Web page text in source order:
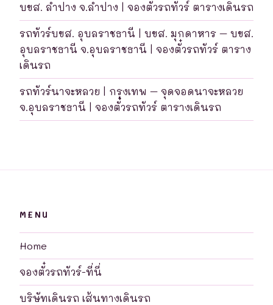
บขส. ลำปาง จ.ลำปาง | จองตั๋วรถทัวร์ ตารางเดินรถ
รถทัวร์บขส. อุบลราชธานี | บขส. มุกดาหาร – บขส.
อุบลราชธานี จ.อุบลราชธานี | จองตั๋วรถทัวร์ ตาราง
เดินรถ
รถทัวร์นาจะหลวย | กรุงเทพ – จุดจอดนาจะหลวย
จ.อุบลราชธานี | จองตั๋วรถทัวร์ ตารางเดินรถ
MENU
Home
จองตั๋วรถทัวร์-ที่นี่
บริษัทเดินรถ เส้นทางเดินรถ